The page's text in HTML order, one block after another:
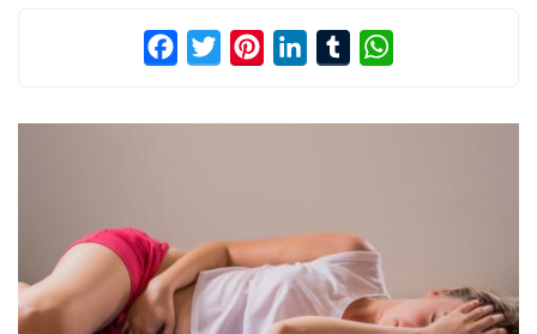
FacebookTwitterPinterestLinkedInTumblr